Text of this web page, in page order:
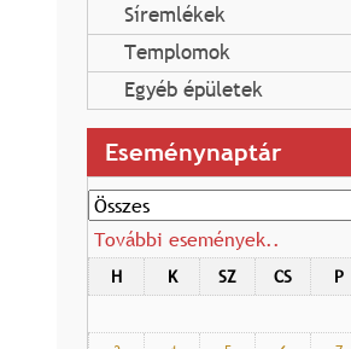
Síremlékek
Templomok
Egyéb épületek
Eseménynaptár
További események..
H K SZ CS P